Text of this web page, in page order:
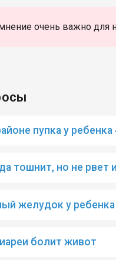
очень важно для
пупка у ребенка
тошнит, но не рвет
желудок у ребенка
болит живот